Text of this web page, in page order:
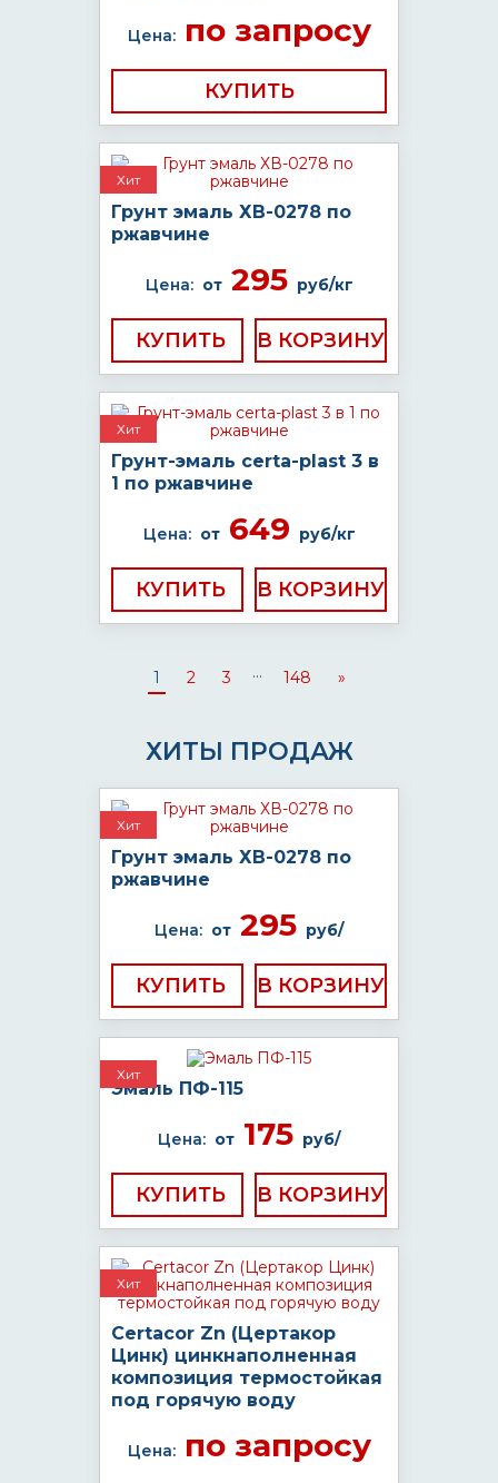
Цена:по запросу
КУПИТЬ
Хит
Грунт эмаль ХВ-0278 по
ржавчине
Цена: от295 руб/кг
КУПИТЬ
Хит
Грунт-эмаль certa-plast 3 в
1 по ржавчине
Цена: от649 руб/кг
КУПИТЬ
1 2 3 ... 148 »
ХИТЫ ПРОДАЖ
Хит
Грунт эмаль ХВ-0278 по
ржавчине
Цена: от 295 руб/
КУПИТЬ
Хит
Эмаль ПФ-115
Цена: от 175 руб/
КУПИТЬ
Хит
Certacor Zn (Цертакор
Цинк) цинкнаполненная
композиция термостойкая
под горячую воду
Цена:по запросу